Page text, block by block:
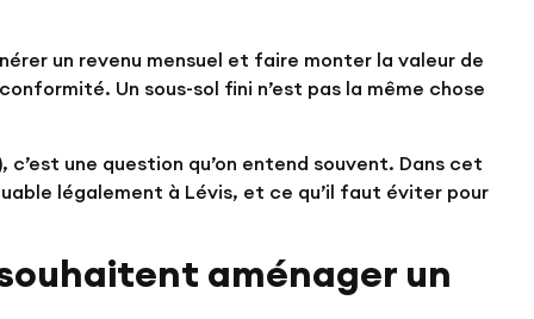
un revenu mensuel et faire monter la valeur de
Un sous-sol fini n’est pas la même chose
c’est une question qu’on entend souvent. Dans cet
légalement à Lévis, et ce qu’il faut éviter pour
aménager un